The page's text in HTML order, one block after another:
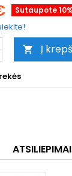
Sutaupote 10%
 Į
ATSILIEPIMAI